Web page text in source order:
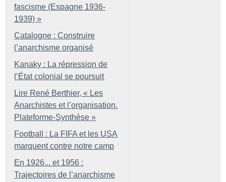
fascisme (Espagne 1936-
1939) »
Catalogne : Construire
l’anarchisme organisé
Kanaky : La répression de
l’État colonial se poursuit
Lire René Berthier, « Les
Anarchistes et l’organisation.
Plateforme-Synthèse »
Football : La FIFA et les USA
marquent contre notre camp
En 1926... et 1956 :
Trajectoires de l’anarchisme